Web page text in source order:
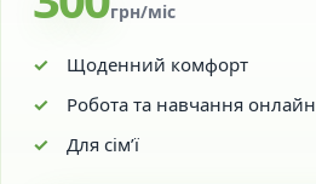
грн/міс
Щоденний комфорт
Робота та навчання онлайн
Для сім’ї